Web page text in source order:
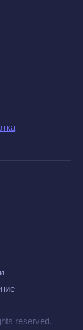
reserved.